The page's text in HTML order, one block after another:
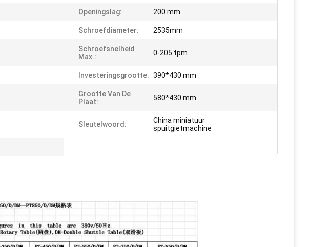
Openingslag: 200 mm
Schroefdiameter: 2535mm
Schroefsnelheid
Max.:
0-205 tpm
Investeringsgrootte: 390*430 mm
Grootte Van De
Plaat:
580*430 mm
Sleutelwoord:
China miniatuur
spuitgietmachine